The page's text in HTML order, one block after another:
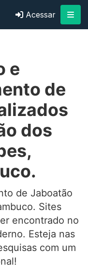
Acessar
e
de
dos
de Jaboatão
Sites
encontrado no
Esteja nas
com um